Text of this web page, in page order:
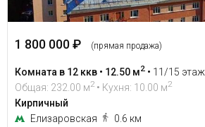
1 800 000 ₽ (прямая продажа)
Комната в 12 ккв • 12.50 м2 • 11/15 этаж
Общая: 232.00 м2 • Кухня: 10.00 м2
Кирпичный
Елизаровская
0.6 км